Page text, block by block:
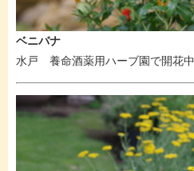
ベニバナ
水戸 養命酒薬用ハーブ園で開花中